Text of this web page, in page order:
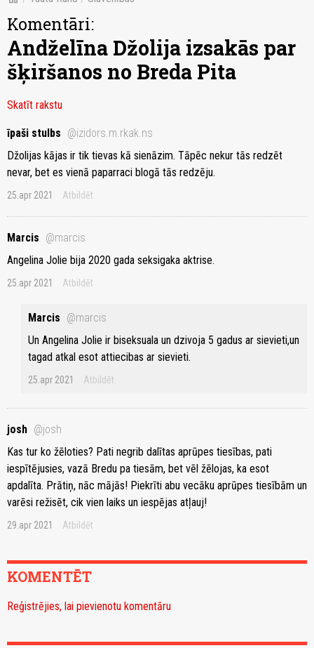
Komentāri:
Andželīna Džolija izsakās par
šķiršanos no Breda Pita
Skatīt rakstu
īpaši stulbs @izidors.m.rkak.ns
Džolijas kājas ir tik tievas kā sienāzim. Tāpēc nekur tās redzēt
nevar, bet es vienā paparraci blogā tās redzēju.
25.apr 2021 Atbildēt
Marcis @marcis
Angelina Jolie bija 2020 gada seksigaka aktrise.
25.apr 2021 Atbildēt
Marcis @marcis
Un Angelina Jolie ir biseksuala un dzivoja 5 gadus ar sievieti,un
tagad atkal esot attiecibas ar sievieti.
25.apr 2021 Atbildēt
josh @josh
Kas tur ko žēloties? Pati negrib dalītas aprūpes tiesības, pati
iespītējusies, vazā Bredu pa tiesām, bet vēl žēlojas, ka esot
apdalīta. Prātiņ, nāc mājās! Piekrīti abu vecāku aprūpes tiesībām un
varēsi režisēt, cik vien laiks un iespējas atļauj!
29.apr 2021 Atbildēt
KOMENTĒT
Reģistrējies, lai pievienotu komentāru